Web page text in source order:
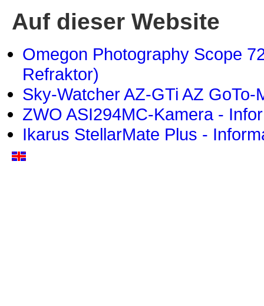
Auf dieser Website
Omegon Photography Scope
Refraktor)
Sky-Watcher AZ-GTi AZ
ZWO ASI294MC-Kamera -
Ikarus StellarMate Plus -